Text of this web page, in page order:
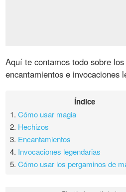
Aquí te contamos todo sobre
encantamientos e invocaciones
Índice
1.Cómo usar magia
2. Hechizos
3. Encantamientos
4. Invocaciones legendarias
5.Cómo usar los pergaminos de